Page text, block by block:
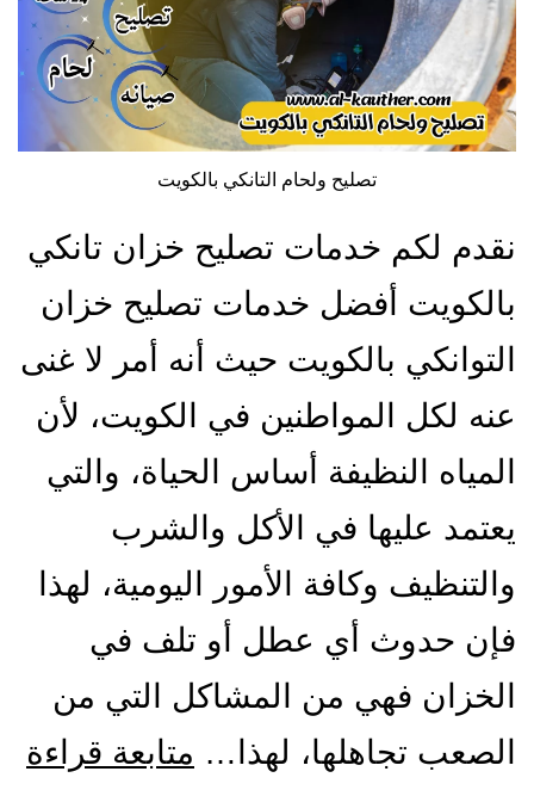
تصليح ولحام التانكي بالكويت
نقدم لكم خدمات تصليح خزان تانكي
بالكويت أفضل خدمات تصليح خزان
التوانكي بالكويت حيث أنه أمر لا غنى
عنه لكل المواطنين في الكويت، لأن
المياه النظيفة أساس الحياة، والتي
يعتمد عليها في الأكل والشرب
والتنظيف وكافة الأمور اليومية، لهذا
فإن حدوث أي عطل أو تلف في
الخزان فهي من المشاكل التي من
الصعب تجاهلها، لهذا… متابعة قراءة